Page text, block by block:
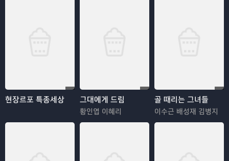
현장르포 특종세상 그대에게 드림
황인엽 이혜리
골 때리는 그녀들
이수근 배성재 김병지